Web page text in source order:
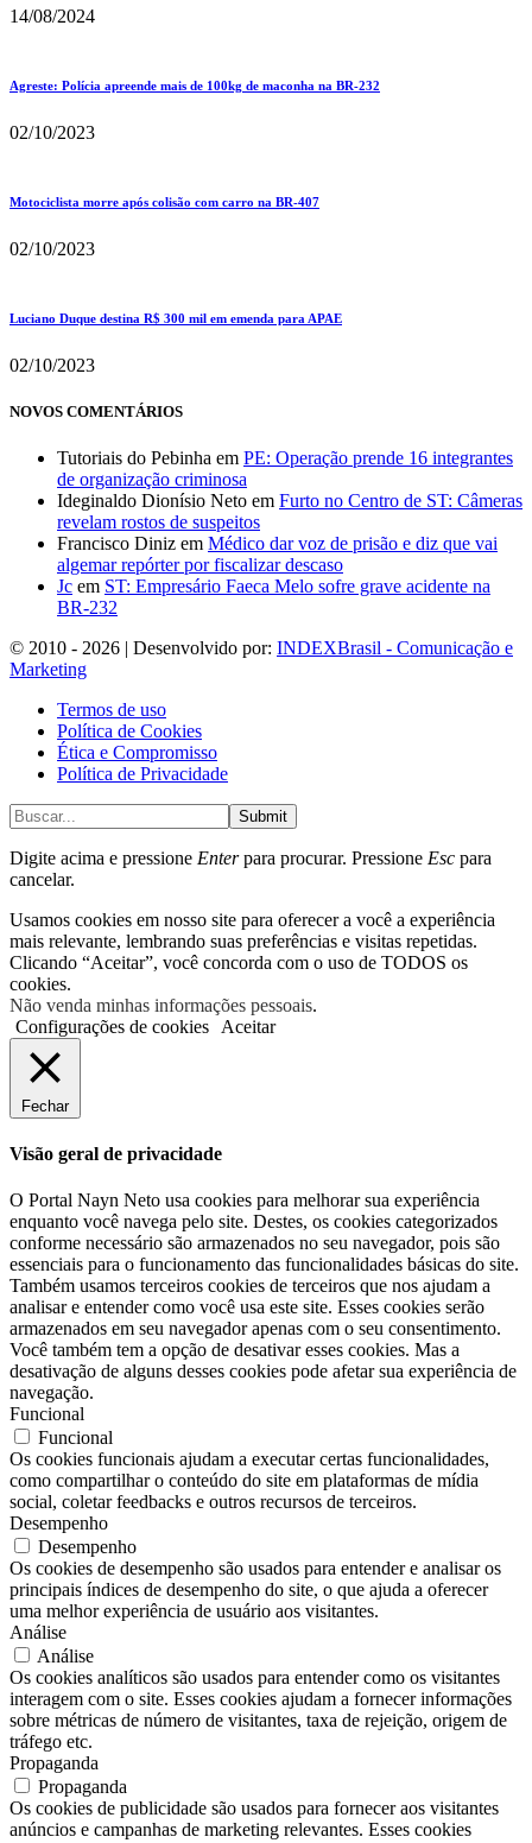
14/08/2024
Agreste: Polícia apreende mais de 100kg de maconha na BR-232
02/10/2023
Motociclista morre após colisão com carro na BR-407
02/10/2023
Luciano Duque destina R$ 300 mil em emenda para APAE
02/10/2023
NOVOS COMENTÁRIOS
Tutoriais do Pebinha em PE: Operação prende 16 integrantes
de organização criminosa
Ideginaldo Dionísio Neto em Furto no Centro de ST: Câmeras
revelam rostos de suspeitos
Francisco Diniz em Médico dar voz de prisão e diz que vai
algemar repórter por fiscalizar descaso
Jc em ST: Empresário Faeca Melo sofre grave acidente na
BR-232
© 2010 - 2026 | Desenvolvido por: INDEXBrasil - Comunicação e
Marketing
Termos de uso
Política de Cookies
Ética e Compromisso
Política de Privacidade
Submit
Digite acima e pressione Enterpara procurar. Pressione Esc para
cancelar.
Usamos cookies em nosso site para oferecer a você a experiência
mais relevante, lembrando suas preferências e visitas repetidas.
Clicando “Aceitar”, você concorda com o uso de TODOS os
cookies.
Não venda minhas informações pessoais.
Configurações de cookies
Aceitar
Fechar
Visão geral de privacidade
O Portal Nayn Neto usa cookies para melhorar sua experiência
enquanto você navega pelo site. Destes, os cookies categorizados
conforme necessário são armazenados no seu navegador, pois são
essenciais para o funcionamento das funcionalidades básicas do site.
Também usamos terceiros cookies de terceiros que nos ajudam a
analisar e entender como você usa este site. Esses cookies serão
armazenados em seu navegador apenas com o seu consentimento.
Você também tem a opção de desativar esses cookies. Mas a
desativação de alguns desses cookies pode afetar sua experiência de
navegação.
Funcional
Funcional
Os cookies funcionais ajudam a executar certas funcionalidades,
como compartilhar o conteúdo do site em plataformas de mídia
social, coletar feedbacks e outros recursos de terceiros.
Desempenho
Desempenho
Os cookies de desempenho são usados ​​para entender e analisar os
principais índices de desempenho do site, o que ajuda a oferecer
uma melhor experiência de usuário aos visitantes.
Análise
Análise
Os cookies analíticos são usados ​​para entender como os visitantes
interagem com o site. Esses cookies ajudam a fornecer informações
sobre métricas de número de visitantes, taxa de rejeição, origem de
tráfego etc.
Propaganda
Propaganda
Os cookies de publicidade são usados ​​para fornecer aos visitantes
anúncios e campanhas de marketing relevantes. Esses cookies